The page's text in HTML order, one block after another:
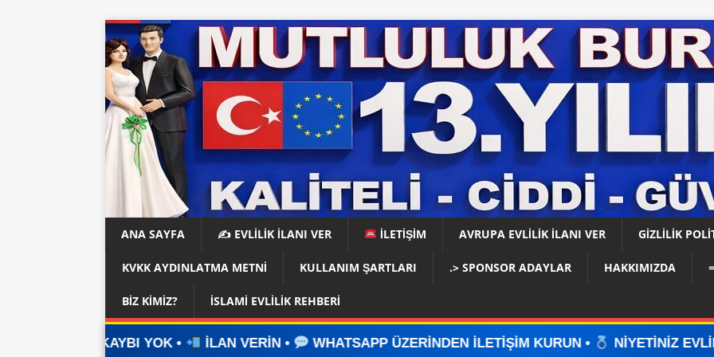
ANA SAYFA ✍️ EVLİLİK İLANI VER İLETİŞİM AVRUPA EVLİLİK İLANI VER GIZLILIK
KVKK AYDINLATMA METNI KULLANIM ŞARTLARI .> SPONSOR ADAYLAR HAKKIMIZDA
BIZ KIMIZ? İSLAMI EVLILIK REHBERI
İLAN VERİN • WHATSAPP ÜZERİNDEN İLETİŞİM KURUN • NİYETİNİZ EVLİLİKSE, DOĞRU